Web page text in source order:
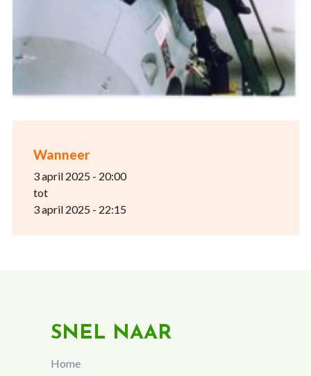
Wanneer
3 april 2025 - 20:00
tot
3 april 2025 - 22:15
SNEL NAAR
Home